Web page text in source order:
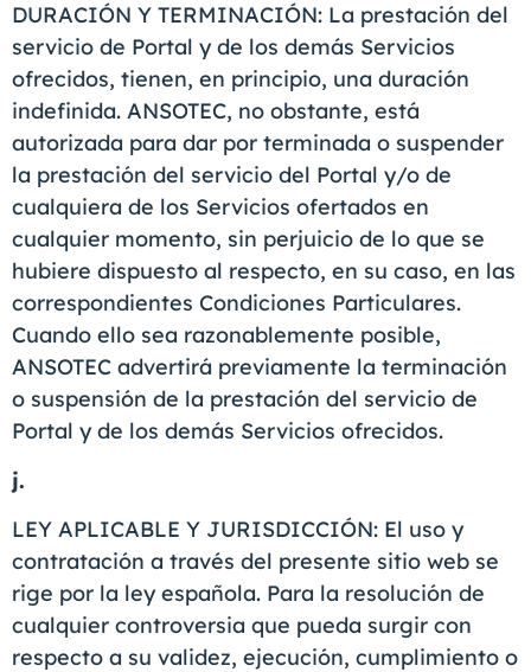
DURACIÓN Y TERMINACIÓN: La prestación del
servicio de Portal y de los demás Servicios
ofrecidos, tienen, en principio, una duración
indefinida. ANSOTEC, no obstante, está
autorizada para dar por terminada o suspender
la prestación del servicio del Portal y/o de
cualquiera de los Servicios ofertados en
cualquier momento, sin perjuicio de lo que se
hubiere dispuesto al respecto, en su caso, en las
correspondientes Condiciones Particulares.
Cuando ello sea razonablemente posible,
ANSOTEC advertirá previamente la terminación
o suspensión de la prestación del servicio de
Portal y de los demás Servicios ofrecidos.
j.
LEY APLICABLE Y JURISDICCIÓN: El uso y
contratación a través del presente sitio web se
rige por la ley española. Para la resolución de
cualquier controversia que pueda surgir con
respecto a su validez, ejecución, cumplimiento o